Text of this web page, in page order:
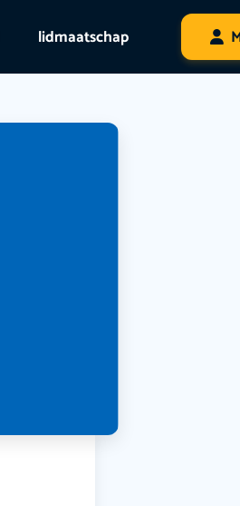
lidmaatschap